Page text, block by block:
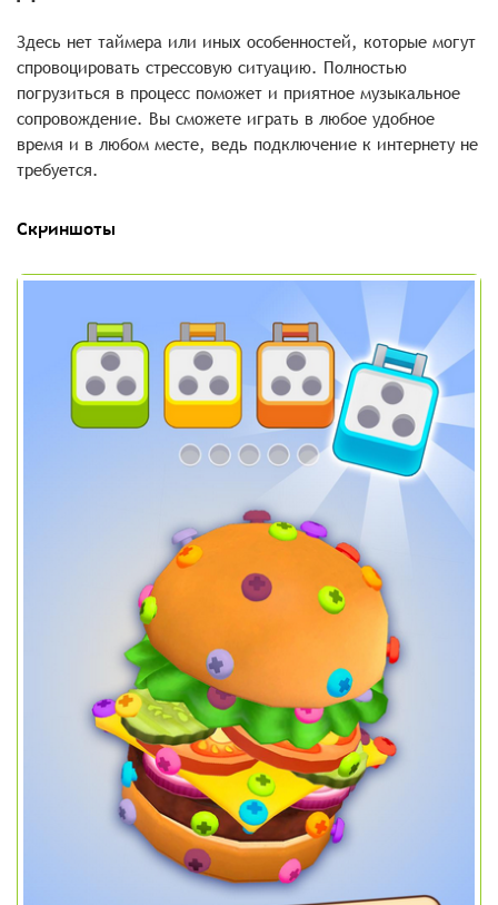
Здесь нет таймера или иных особенностей, которые могут
спровоцировать стрессовую ситуацию. Полностью
погрузиться в процесс поможет и приятное музыкальное
сопровождение. Вы сможете играть в любое удобное
время и в любом месте, ведь подключение к интернету не
требуется.
Скриншоты